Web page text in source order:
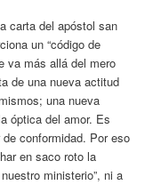
carta del apóstol san
un “código de
va más allá del mero
de una nueva actitud
una nueva
óptica del amor. Es
conformidad. Por eso
en saco roto la
ministerio”, ni a